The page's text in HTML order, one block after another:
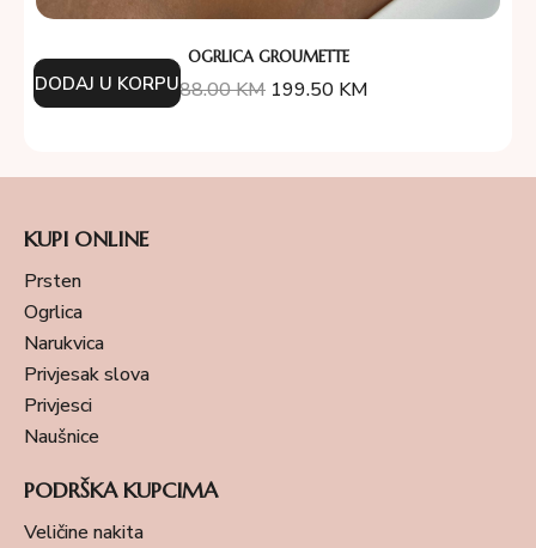
OGRLICA GROUMETTE
388.00KM 199.50 KM
DODAJ U KORPU
KUPI ONLINE
Prsten
Ogrlica
Narukvica
Privjesak slova
Privjesci
Naušnice
PODRŠKA KUPCIMA
Veličine nakita